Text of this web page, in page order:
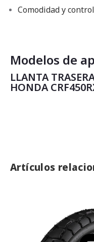
Comodidad y
Modelos de
LLANTA
HONDA
Artículos